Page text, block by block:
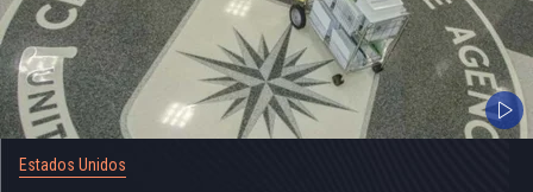
Estados Unidos